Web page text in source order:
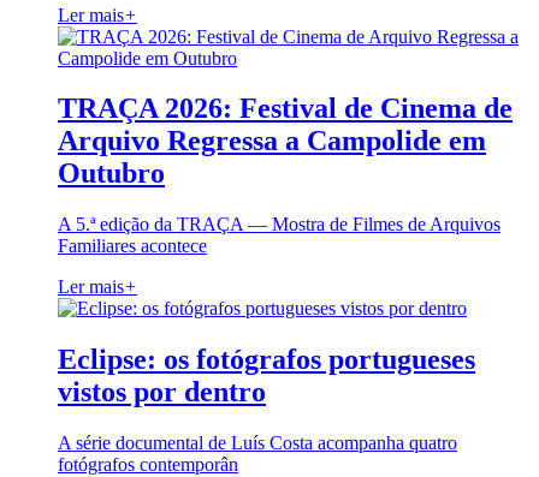
Ler mais+
TRAÇA 2026: Festival de Cinema de
Arquivo Regressa a Campolide em
Outubro
A 5.ª edição da TRAÇA — Mostra de Filmes de Arquivos
Familiares acontece
Ler mais+
Eclipse: os fotógrafos portugueses
vistos por dentro
A série documental de Luís Costa acompanha quatro
fotógrafos contemporân